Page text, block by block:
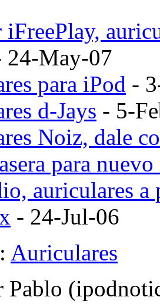
24-May-07
para iPod -
d-Jays - 5-
Noiz, dale
para
auriculares a
- 24-Jul-06
Auriculares
Pablo